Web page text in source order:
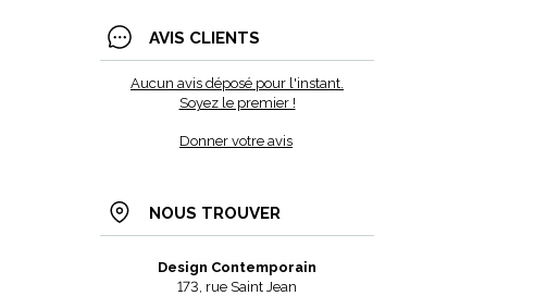
AVIS CLIENTS
Aucun avis déposé pour l'instant.
Soyez le premier !
Donner votre avis
NOUS TROUVER
Design Contemporain
173, rue Saint Jean